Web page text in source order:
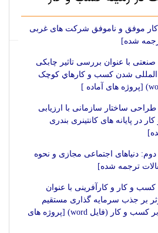
موفق و ناموفق شرکت های غربی
شده]
صنعتی با عنوان بررسی تاثیر چابکی
المللی شدن کسب و کارهاي کوچک
ساختار سازمانی با ارزیابی
در پایانه های کانتینری بندری
دنیاهای اجتماعی مجازی و نحوه
ترجمه شده]
کسب و کار و کارآفرینی با عنوان
بر جذب سرمایه گذاری مستقیم
خارجی و تاثیر آن بر کسب و کار (فایل word) [پروژه های